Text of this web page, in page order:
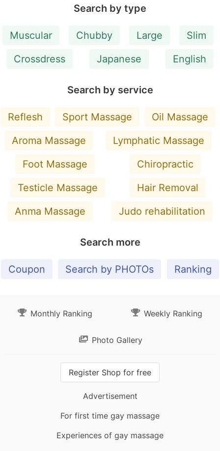
Search by type
Muscular Chubby Large
Slim
Crossdress
Japanese English
Search by service
Reflesh Sport Massage
Oil Massage
Aroma Massage
Lymphatic Massage
Foot Massage
Chiropractic
Testicle Massage
Hair Removal
Anma Massage
Judo rehabilitation
Search more
Coupon Search by PHOTOs Ranking
Monthly Ranking Weekly Ranking
Photo Gallery
Register Shop for free
Advertisement
For first time gay massage
Experiences of gay massage